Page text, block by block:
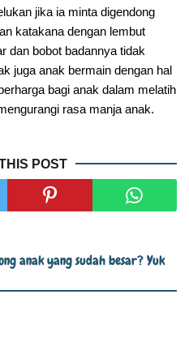
jika ia minta digendong
katakana dengan lembut
dan bobot badannya tidak
juga anak bermain dengan hal
bagi anak dalam melatih
rasa manja anak.
POST
anak yang sudah besar? Yuk